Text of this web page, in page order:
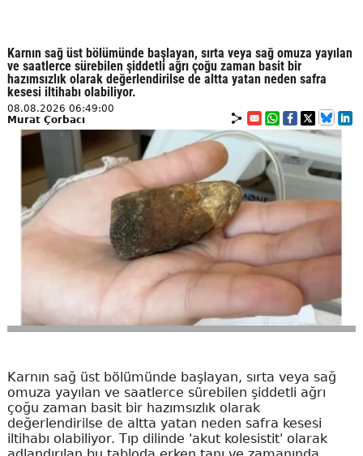
Karnın sağ üst bölümünde başlayan, sırta veya sağ omuza yayılan
ve saatlerce sürebilen şiddetli ağrı çoğu zaman basit bir
hazımsızlık olarak değerlendirilse de altta yatan neden safra
kesesi iltihabı olabiliyor.
08.08.2026 06:49:00
Murat Çorbacı
Karnın sağ üst bölümünde başlayan, sırta veya sağ
omuza yayılan ve saatlerce sürebilen şiddetli ağrı
çoğu zaman basit bir hazımsızlık olarak
değerlendirilse de altta yatan neden safra kesesi
iltihabı olabiliyor. Tıp dilinde 'akut kolesistit' olarak